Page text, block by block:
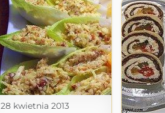
28 kwietnia 2013